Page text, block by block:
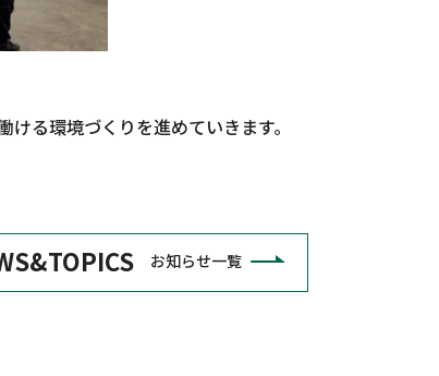
る環境づくりを進めていきます。
お知らせ一覧